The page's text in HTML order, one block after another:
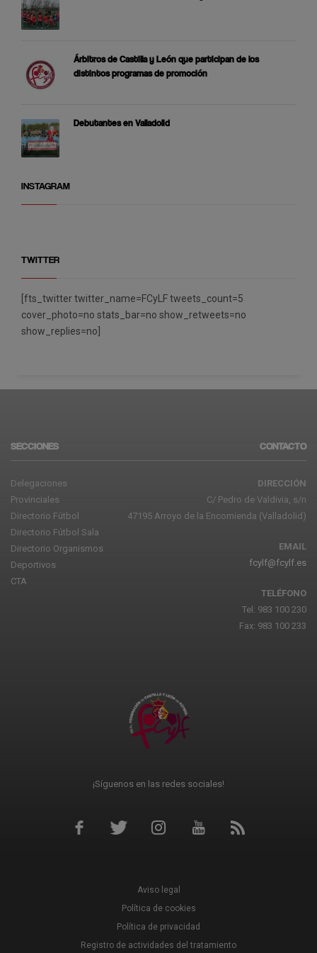
Árbitros de Castilla y León que participan de los
distintos programas de promoción
Debutantes en Valladolid
INSTAGRAM
TWITTER
[fts_twitter twitter_name=FCyLF tweets_count=5
cover_photo=no stats_bar=no show_retweets=no
show_replies=no]
SECCIONES
Delegaciones
Provinciales
Directorio Fútbol
Directorio Fútbol Sala
Directorio Organismos
Deportivos
CTA
CONTACTO
DIRECCIÓN
C/ Pedro de Valdivia, s/n
47195 Arroyo de la Encomienda (Valladolid)
EMAIL
fcylf@fcylf.es
TELÉFONO
Tel: 983 100 230
Fax: 983 100 233
¡Síguenos en las redes sociales!
Aviso legal
Política de cookies
Política de privacidad
Registro de actividades del tratamiento